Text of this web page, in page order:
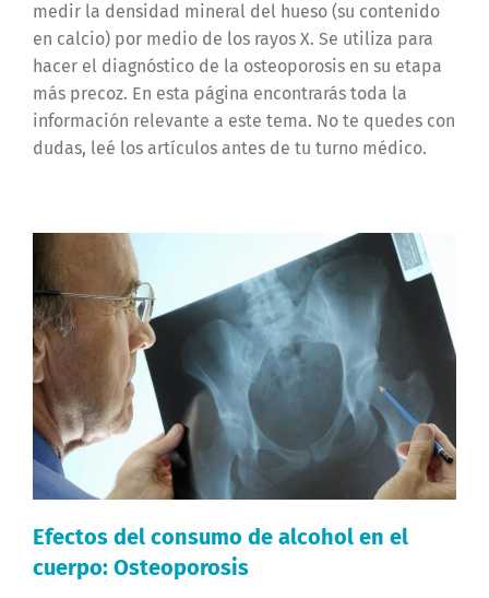
medir la densidad mineral del hueso (su contenido
en calcio) por medio de los rayos X. Se utiliza para
hacer el diagnóstico de la osteoporosis en su etapa
más precoz. En esta página encontrarás toda la
información relevante a este tema. No te quedes con
dudas, leé los artículos antes de tu turno médico.
Efectos del consumo de alcohol en el
cuerpo: Osteoporosis